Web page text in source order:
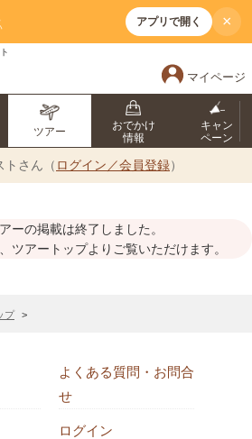
アプリで開く ×
マイページ
ツアー
おでかけ
情報
キャン
ペーン
トさん（ ログイン／会員登録）
ーの掲載は終了しました。
ツアートップよりご覧いただけます。
プ
よくある質問・お問合
せ
ログイン